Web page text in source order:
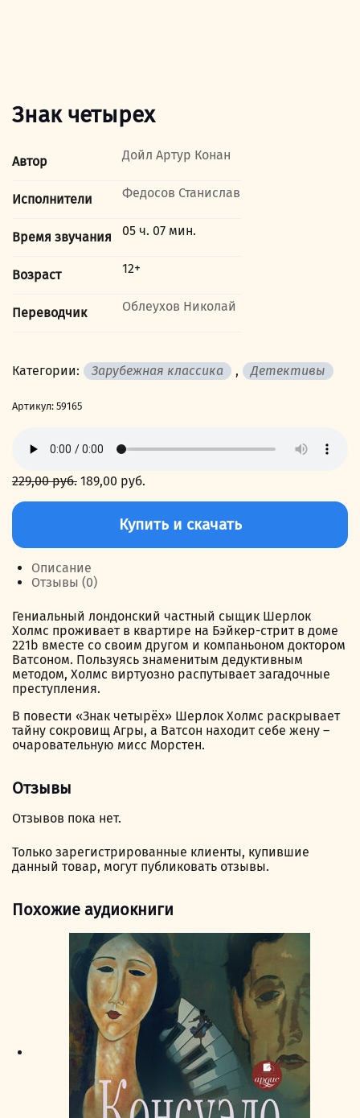
Знак четырех
Автор Дойл Артур Конан
Исполнители Федосов Станислав
Время звучания 05 ч. 07 мин.
Возраст 12+
Переводчик Облеухов Николай
Категории: Зарубежная классика , Детективы
Артикул: 59165
229,00руб. Первоначальная
229,00 руб..
189,00 руб.
Количество
Знак
четырех
Купить и скачать
Описание
Отзывы (0)
Гениальный лондонский частный сыщик Шерлок
Холмс проживает в квартире на Бэйкер-стрит в доме
221b вместе со своим другом и компаньоном доктором
Ватсоном. Пользуясь знаменитым дедуктивным
методом, Холмс виртуозно распутывает загадочные
преступления.
В повести «Знак четырёх» Шерлок Холмс раскрывает
тайну сокровищ Агры, а Ватсон находит себе жену –
очаровательную мисс Морстен.
Отзывы
Отзывов пока нет.
Только зарегистрированные клиенты, купившие
данный товар, могут публиковать отзывы.
Похожие аудиокниги